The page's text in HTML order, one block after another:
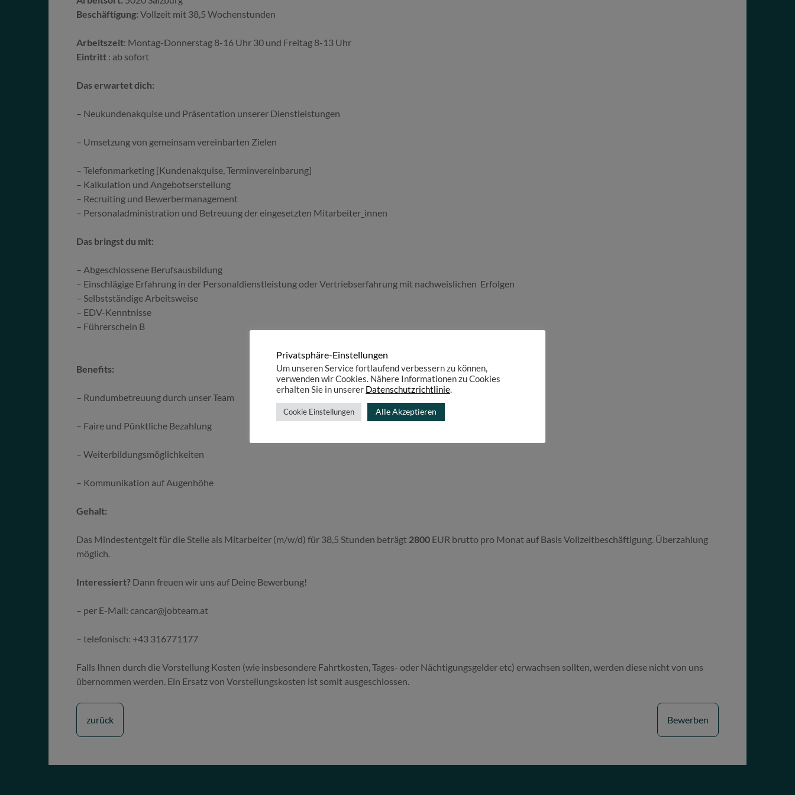
Beschäftigung:Vollzeit mit 38,5 Wochenstunden
Arbeitszeit: Montag-Donnerstag 8-16 Uhr 30 und Freitag 8-13 Uhr
Eintritt : ab sofort
Das erwartet dich:
– Neukundenakquise und Präsentation unserer Dienstleistungen
– Umsetzung von gemeinsam vereinbarten Zielen
– Telefonmarketing [Kundenakquise, Terminvereinbarung]
– Kalkulation und Angebotserstellung
– Recruiting und Bewerbermanagement
– Personaladministration und Betreuung der eingesetzten Mitarbeiter_innen
Das bringst du mit:
– Abgeschlossene Berufsausbildung
– Einschlägige Erfahrung in der Personaldienstleistung oder Vertriebserfahrung mit nachweislichen Erfolgen
– Selbstständige Arbeitsweise
– EDV-Kenntnisse
– Führerschein B
Benefits:
– Rundumbetreuung durch unser Team
– Faire und Pünktliche Bezahlung
– Weiterbildungsmöglichkeiten
– Kommunikation auf Augenhöhe
Gehalt:
Das Mindestentgelt für die Stelle als Mitarbeiter (m/w/d) für 38,5 Stunden beträgt 2800 EUR brutto pro Monat auf Basis Vollzeitbeschäftigung. Überzahlung
möglich.
Interessiert? Dann freuen wir uns auf Deine Bewerbung!
– per E-Mail: cancar@jobteam.at
– telefonisch: +43 316771177
Falls Ihnen durch die Vorstellung Kosten (wie insbesondere Fahrtkosten, Tages- oder Nächtigungsgelder etc) erwachsen sollten, werden diese nicht von uns
übernommen werden. Ein Ersatz von Vorstellungskosten ist somit ausgeschlossen.
zurück Bewerben
Privatsphäre-Einstellungen
Um unseren Service fortlaufend verbessern zu können,
verwenden wir Cookies. Nähere Informationen zu Cookies
erhalten Sie in unserer Datenschutzrichtlinie.
Cookie Einstellungen Alle Akzeptieren